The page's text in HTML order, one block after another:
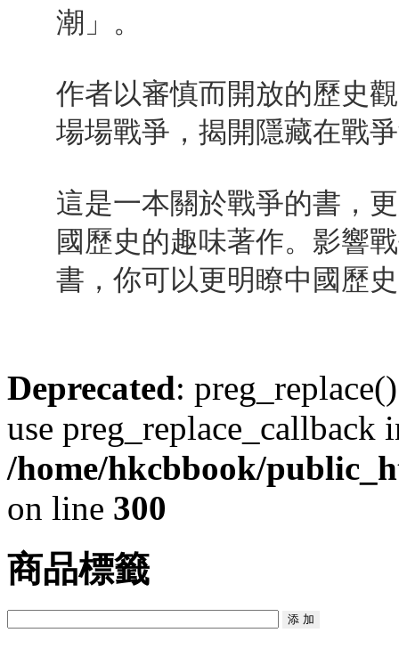
潮」。
作者以審慎而開放的歷史
場場戰爭，揭開隱藏在戰
這是一本關於戰爭的書，
國歷史的趣味著作。影響
書，你可以更明瞭中國歷
Deprecated:
use preg_replace_callback
/home/hkcbbook/
on line 300
商品標籤